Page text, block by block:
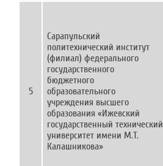
5
Сарапульский
политехнический институт
(филиал) федерального
государственного
бюджетного
образовательного
учреждения высшего
образования «Ижевский
государственный технический
университет имени М.Т.
Калашникова»